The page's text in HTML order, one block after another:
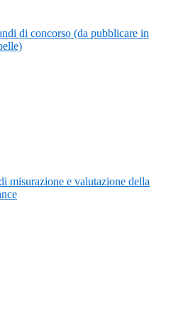
di concorso (da pubblicare in
misurazione e valutazione della